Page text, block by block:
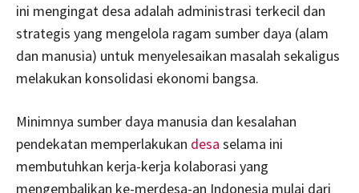
ini mengingat desa adalah administrasi terkecil dan
strategis yang mengelola ragam sumber daya (alam
dan manusia) untuk menyelesaikan masalah sekaligus
melakukan konsolidasi ekonomi bangsa.
Minimnya sumber daya manusia dan kesalahan
pendekatan memperlakukan desa selama ini
membutuhkan kerja-kerja kolaborasi yang
mengembalikan ke-merdesa-an Indonesia mulai dari